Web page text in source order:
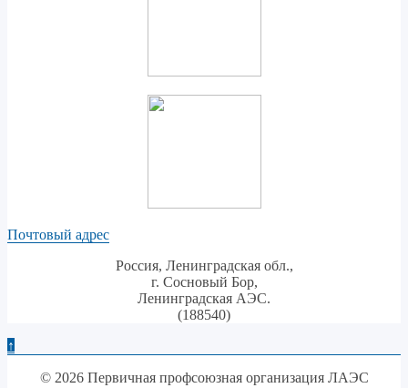
Почтовый адрес
Россия, Ленинградская обл.,
г. Сосновый Бор,
Ленинградская АЭС.
(188540)
↑
© 2026 Первичная профсоюзная организация ЛАЭС